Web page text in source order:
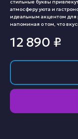
стильные буквы
атмосферу уюта и
идеальным акцентом для
напоминая о том, что
12 890 ₽